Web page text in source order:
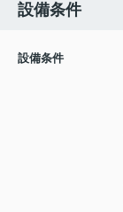
設備条件
設備条件